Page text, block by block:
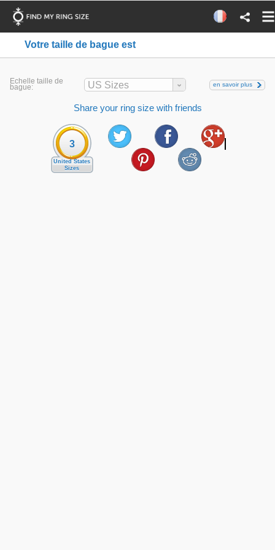
Votre taille de bague est
Echelle taille de
bague: US Sizes en savoir plus
Share your ring size with friends
3
United States
Sizes